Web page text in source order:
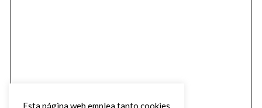
Esta página web emplea tanto cookies